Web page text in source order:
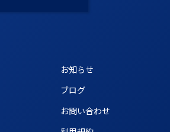
お知らせ
ブログ
お問い合わせ